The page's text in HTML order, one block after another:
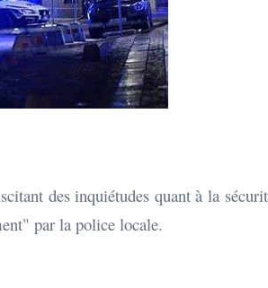
des inquiétudes quant à la
par la police locale.